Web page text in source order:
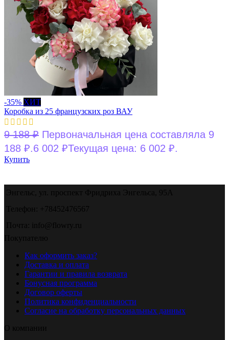
-35% ХИТ
Коробка из 25 французских роз ВАУ
9 188₽ Первоначальная цена составляла 9
188 ₽.6 002 ₽Текущая цена: 6 002 ₽.
Купить
Энгельс, ул. проспект Фридриха Энгельса, 95А
Телефон: +78452476567
Почта: info@flowry.ru
Покупателю
Как оформить заказ?
Доставка и оплата
Гарантии и правила возврата
Бонусная программа
Договор оферты
Политика конфиденциальности
Согласие на обработку персональных данных
О компании